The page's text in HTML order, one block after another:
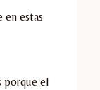
en estas
porque el